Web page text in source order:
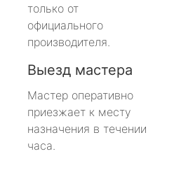
только от
официального
производителя.
Выезд мастера
Мастер оперативно
приезжает к месту
назначения в течении
часа.